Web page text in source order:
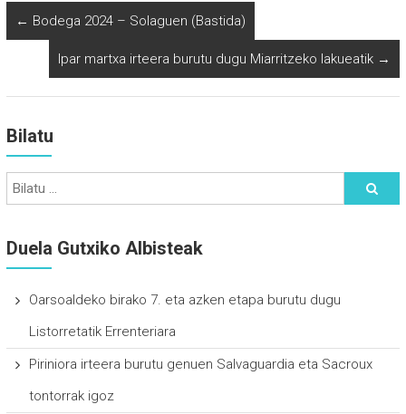
← Bodega 2024 – Solaguen (Bastida)
Ipar martxa irteera burutu dugu Miarritzeko lakueatik →
Bilatu
Duela Gutxiko Albisteak
Oarsoaldeko birako 7. eta azken etapa burutu dugu
Listorretatik Errenteriara
Piriniora irteera burutu genuen Salvaguardia eta Sacroux
tontorrak igoz